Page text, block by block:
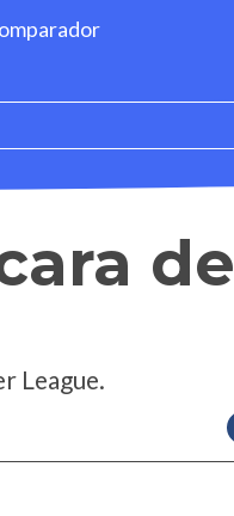
de
League.